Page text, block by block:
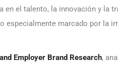
en el talento, la innovación y la
especialmente marcado por la
Employer Brand Research,